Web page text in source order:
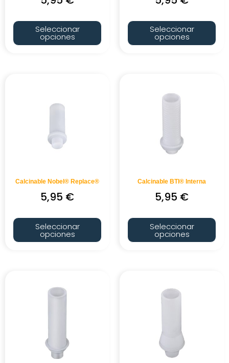
Seleccionar
opciones
Seleccionar
opciones
Calcinable Nobel® Replace®
5,95 €
Seleccionar
opciones
Calcinable BTI® Interna
5,95 €
Seleccionar
opciones